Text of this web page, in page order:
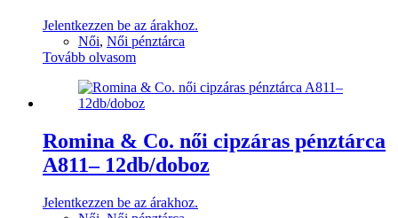
Jelentkezzen be az árakhoz.
Női, Női pénztárca
Tovább olvasom
Romina & Co. női cipzáras pénztárca
A811– 12db/doboz
Jelentkezzen be az árakhoz.